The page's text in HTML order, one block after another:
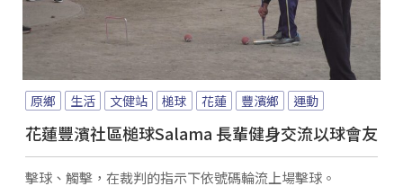
原鄉 生活 文健站 槌球 花蓮 豐濱鄉 運動
花蓮豐濱社區槌球Salama 長輩健身交流以球會友
擊球、觸擊，在裁判的指示下依號碼輪流上場擊球。